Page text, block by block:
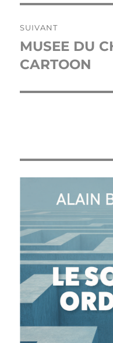
SUIVANT
Publication
suivante :
MUSEE DU
CARTOON